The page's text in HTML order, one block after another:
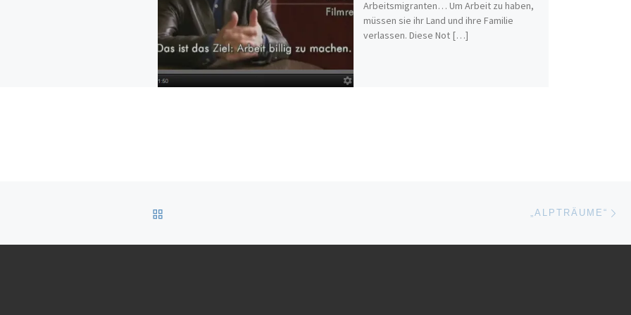
Arbeitsmigranten… Um Arbeit zu haben,
müssen sie ihr Land und ihre Familie
verlassen. Diese Not […]
„ALPTRÄUME“